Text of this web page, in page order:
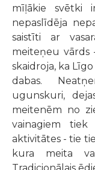
mīļākie svētki
nepaslīdēja
saistīti ar
meiteņeu vārds
skaidroja, ka
dabas.
ugunskuri,
meitenēm no
vainagiem tiek
aktivitātes - tie
kura meita